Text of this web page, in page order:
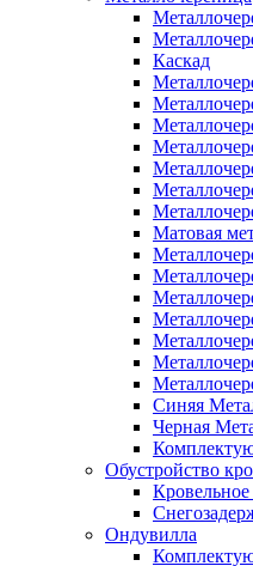
Каскад
Матовая
Синяя
Черная
Обустройство
Ондувилла